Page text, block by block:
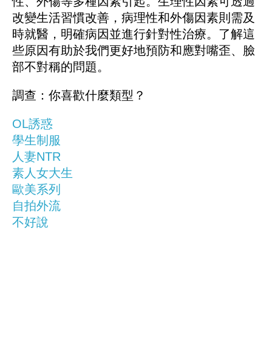
改變生活習慣改善，病理性和外傷因素則需及
時就醫，明確病因並進行針對性治療。了解這
些原因有助於我們更好地預防和應對嘴歪、臉
部不對稱的問題。
調查：你喜歡什麼類型？
OL誘惑
學生制服
人妻NTR
素人女大生
歐美系列
自拍外流
不好說